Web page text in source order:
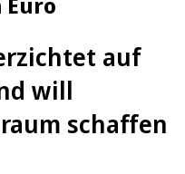
auf
will
schaffen